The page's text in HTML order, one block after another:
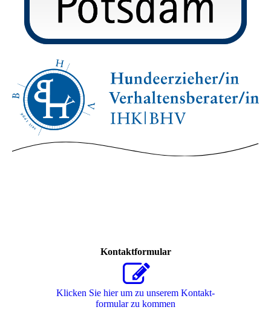
Kontaktformular
Klicken Sie hier um zu unserem Kon­takt­
for­mu­lar zu kommen